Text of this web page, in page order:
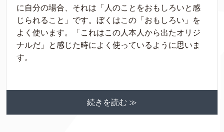
に自分の場合、それは「人のことをおもしろいと感
じられること」です。ぼくはこの「おもしろい」を
よく使います。「これはこの人本人から出たオリジ
ナルだ」と感じた時によく使っているように思いま
す。
続きを読む ≫